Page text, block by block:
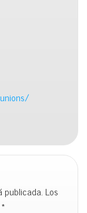
publicada. Los
*